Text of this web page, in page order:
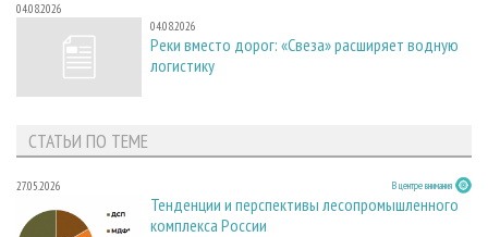
04.08.2026
04.08.2026
Реки вместо дорог: «Свеза» расширяет водную
логистику
СТАТЬИ ПО ТЕМЕ
27.05.2026 В центре внимания
Тенденции и перспективы лесопромышленного
комплекса России